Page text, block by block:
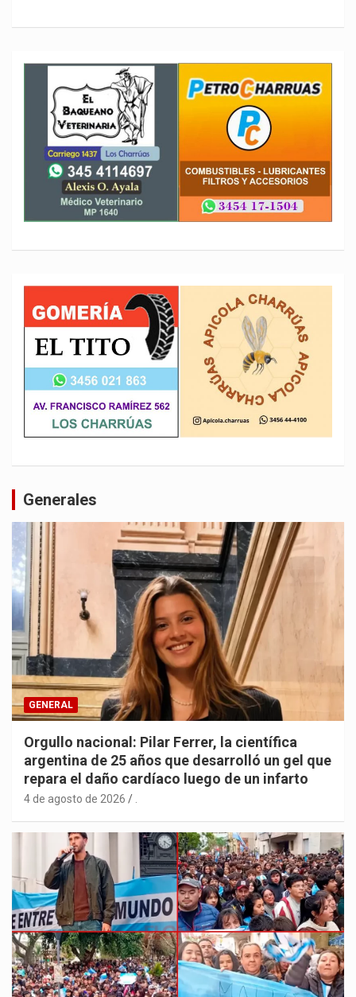
Generales
GENERAL
Orgullo nacional: Pilar Ferrer, la científica
argentina de 25 años que desarrolló un gel que
repara el daño cardíaco luego de un infarto
4 de agosto de 2026 .